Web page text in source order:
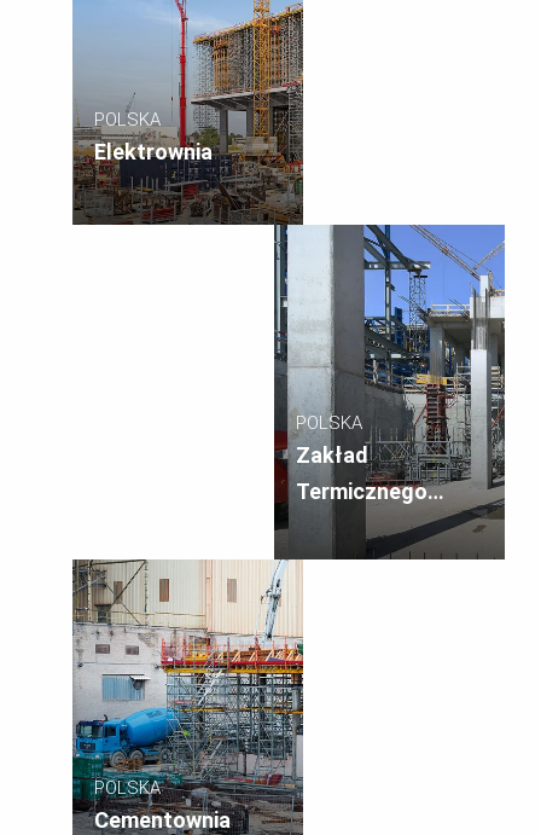
POLSKA
Elektrownia
POLSKA
Zakład
Termicznego
Przekształcania
Odpadów, Kraków
POLSKA
Cementownia